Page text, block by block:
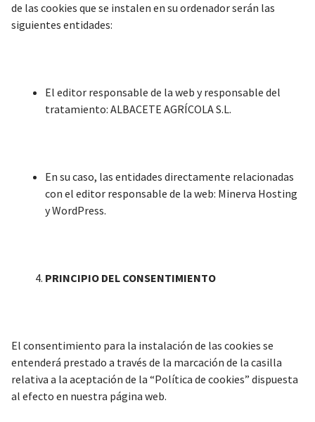
de las cookies que se instalen en su ordenador serán las
siguientes entidades:
El editor responsable de la web y responsable del
tratamiento: ALBACETE AGRÍCOLA S.L.
En su caso, las entidades directamente relacionadas
con el editor responsable de la web: Minerva Hosting
y WordPress.
PRINCIPIO DEL CONSENTIMIENTO
El consentimiento para la instalación de las cookies se
entenderá prestado a través de la marcación de la casilla
relativa a la aceptación de la “Política de cookies” dispuesta
al efecto en nuestra página web.